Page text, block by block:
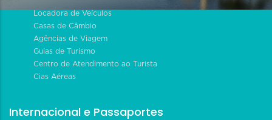
Locadora de Veículos
Casas de Câmbio
Agências de Viagem
Guias de Turismo
Centro de Atendimento ao Turista
Cias Aéreas
Internacional e Passaportes